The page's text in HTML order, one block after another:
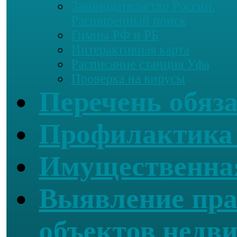
Интерактивная карта
Расписание станция Уфа
Проверка на вирусы
Перечень
Выявление